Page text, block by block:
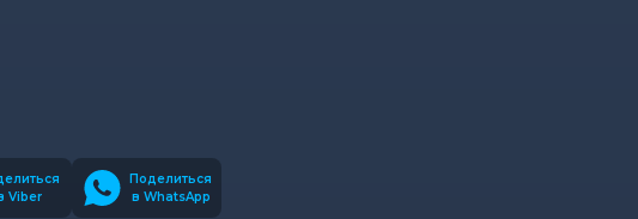
Viber
Поделиться
в WhatsApp